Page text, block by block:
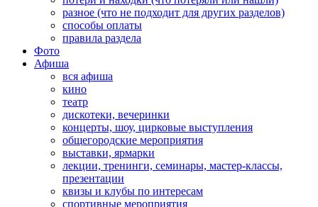
разное (что не подходит для других разделов)
способы оплаты
правила раздела
Фото
Афиша
вся афиша
кино
театр
дискотеки, вечеринки
концерты, шоу, цирковые выступления
общегородские мероприятия
выставки, ярмарки
лекции, тренинги, семинары, мастер-классы,
презентации
квизы и клубы по интересам
спортивные мероприятия